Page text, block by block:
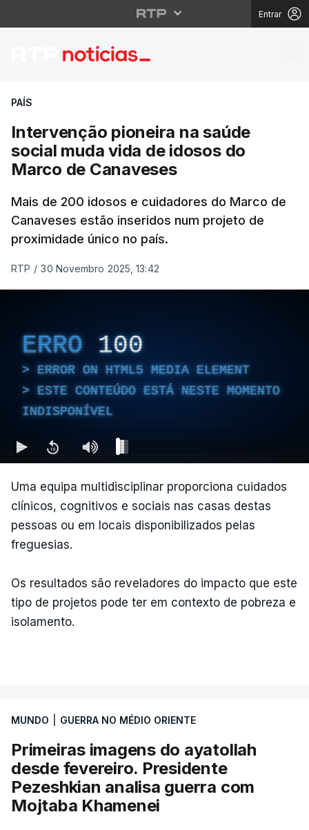
Entrar
Intervenção pioneira
PAÍS
Intervenção pioneira na saúde
social muda vida de idosos do
Marco de Canaveses
Mais de 200 idosos e cuidadores do Marco de
Canaveses estão inseridos num projeto de
proximidade único no país.
RTP / 30 Novembro 2025, 13:42
ERRO 100
ERROR ON HTML5 MEDIA ELEMENT
ESTE CONTEÚDO ESTÁ NESTE MOMENTO
INDISPONÍVEL
Uma equipa multidisciplinar proporciona cuidados
clínicos, cognitivos e sociais nas casas destas
pessoas ou em locais disponibilizados pelas
freguesias.
Os resultados são reveladores do impacto que este
tipo de projetos pode ter em contexto de pobreza e
isolamento.
MUNDO GUERRA NO MÉDIO ORIENTE
Primeiras imagens do ayatollah
desde fevereiro. Presidente
Pezeshkian analisa guerra com
Mojtaba Khamenei